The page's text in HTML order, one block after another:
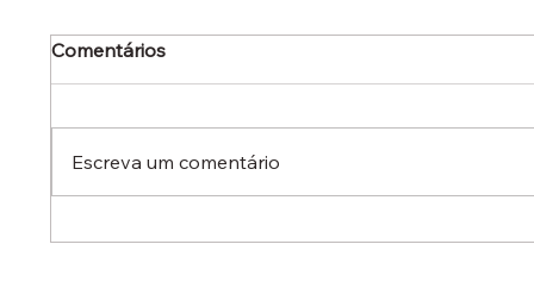
Comentários
Escreva um comentário